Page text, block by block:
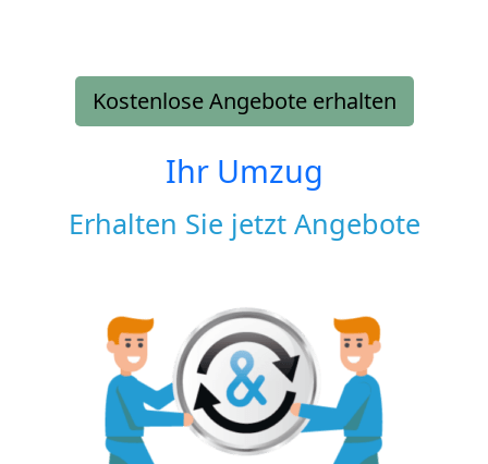
Kostenlose Angebote erhalten
Ihr Umzug
Erhalten Sie jetzt Angebote